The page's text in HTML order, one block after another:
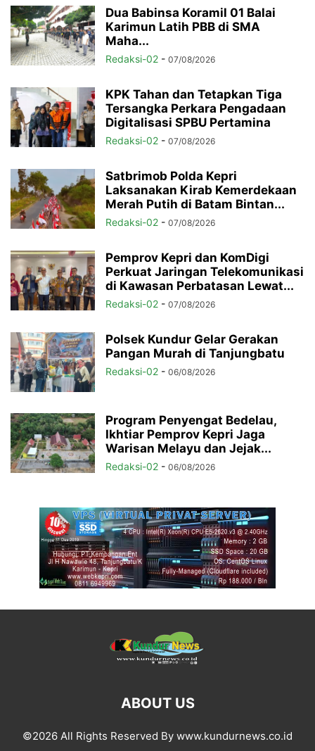
Dua Babinsa Koramil 01 Balai
Karimun Latih PBB di SMA
Maha...
Redaksi-02 - 07/08/2026
KPK Tahan dan Tetapkan Tiga
Tersangka Perkara Pengadaan
Digitalisasi SPBU Pertamina
Redaksi-02 - 07/08/2026
Satbrimob Polda Kepri
Laksanakan Kirab Kemerdekaan
Merah Putih di Batam Bintan...
Redaksi-02 - 07/08/2026
Pemprov Kepri dan KomDigi
Perkuat Jaringan Telekomunikasi
di Kawasan Perbatasan Lewat...
Redaksi-02 - 07/08/2026
Polsek Kundur Gelar Gerakan
Pangan Murah di Tanjungbatu
Redaksi-02 - 06/08/2026
Program Penyengat Bedelau,
Ikhtiar Pemprov Kepri Jaga
Warisan Melayu dan Jejak...
Redaksi-02 - 06/08/2026
ABOUT US
©2026 All Rights Reserved By www.kundurnews.co.id